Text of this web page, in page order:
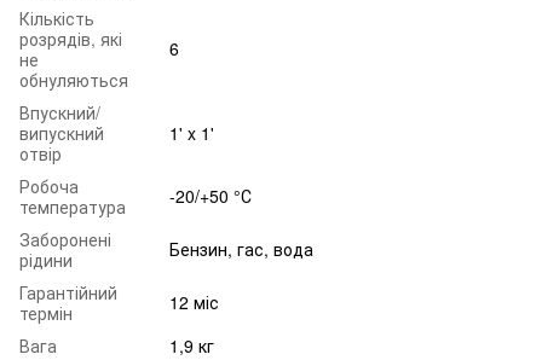
Кількість
розрядів, які
не
обнуляються
6
Впускний/
випускний
отвір
1' x 1'
Робоча
температура
-20/+50 °С
Заборонені
рідини
Бензин, гас, вода
Гарантійний
термін
12 міс
Вага
1,9 кг